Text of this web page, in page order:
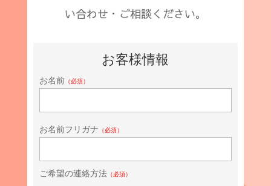
い合わせ・ご相談ください。
お客様情報
お名前（必須）
お名前フリガナ （必須）
ご希望の連絡方法（必須）